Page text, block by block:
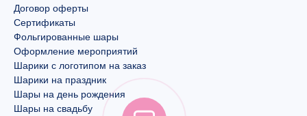
Договор оферты
Сертификаты
Фольгированные шары
Оформление мероприятий
Шарики с логотипом на заказ
Шарики на праздник
Шары на день рождения
Шары на свадьбу